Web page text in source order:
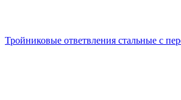
Тройниковые ответвления стальные с